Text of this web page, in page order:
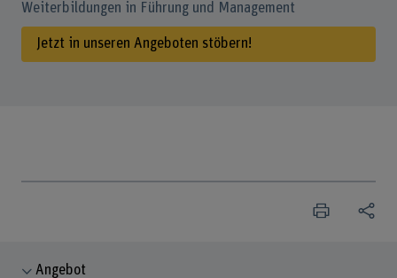
Weiterbildungen in Führung und Management
Jetzt in unseren Angeboten stöbern!
Angebot